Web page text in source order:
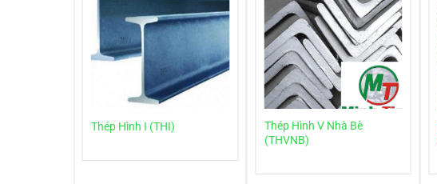
Thép Hình I (THI)
Thép Hình V Nhà Bè
(THVNB)